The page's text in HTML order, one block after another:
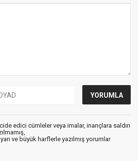
edici cümleler veya imalar, inançlara saldırı
ve büyük harflerle yazılmış yorumlar